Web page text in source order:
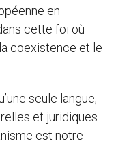
en
cette foi où
coexistence et le
seule langue,
et juridiques
est notre